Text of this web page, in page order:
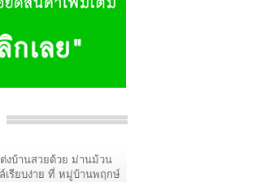
งบ้านสวยด้วย ม่านม้วน
เรียบง่าย ที่ หมู่บ้านพฤกษ์